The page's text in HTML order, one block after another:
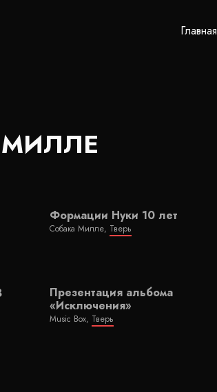
Главная
Формации Нуки 10 лет
Собака Милле, Тверь
Презентация альбома
«Исключения»
Music Box, Тверь